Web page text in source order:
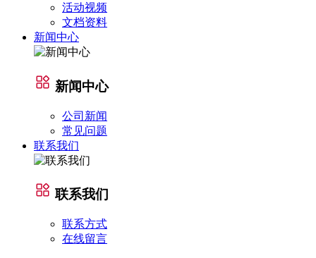
活动视频
文档资料
新闻中心
新闻中心
公司新闻
常见问题
联系我们
联系我们
联系方式
在线留言